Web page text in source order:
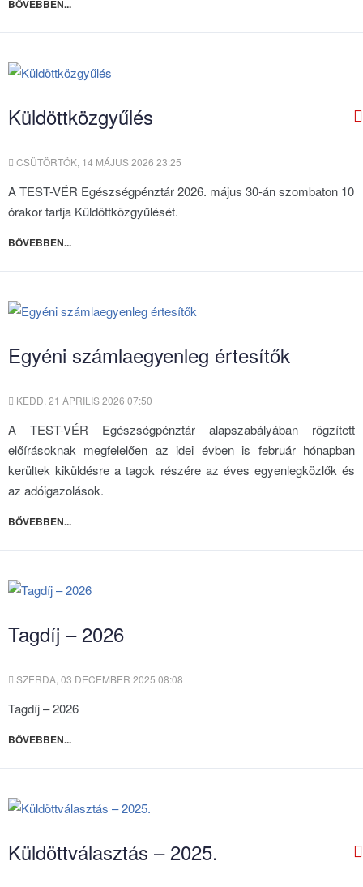
BŐVEBBEN...
Küldöttközgyűlés
CSÜTÖRTÖK, 14 MÁJUS 2026 23:25
A TEST-VÉR Egészségpénztár 2026. május 30-án szombaton 10
órakor tartja Küldöttközgyűlését.
BŐVEBBEN...
Egyéni számlaegyenleg értesítők
KEDD, 21 ÁPRILIS 2026 07:50
A TEST-VÉR Egészségpénztár alapszabályában rögzített
előírásoknak megfelelően az idei évben is február hónapban
kerültek kiküldésre a tagok részére az éves egyenlegközlők és
az adóigazolások.
BŐVEBBEN...
Tagdíj – 2026
SZERDA, 03 DECEMBER 2025 08:08
Tagdíj – 2026
BŐVEBBEN...
Küldöttválasztás – 2025.